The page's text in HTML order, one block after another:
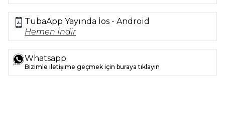
TubaApp Yayında İos - Android
Hemen İndir
Whatsapp
Bizimle iletişime geçmek için buraya tıklayın